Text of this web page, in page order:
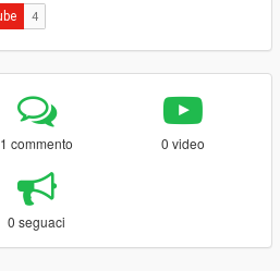
1 commento 0 video
0 seguaci